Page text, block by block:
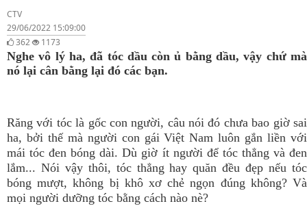
CTV
29/06/2022 15:09:00
362
1173
Nghe vô lý ha, đã tóc dầu còn ủ bằng dầu, vậy chứ mà
nó lại cân bằng lại đó các bạn.
Răng với tóc là gốc con người, câu nói đó chưa bao giờ sai
ha, bởi thế mà người con gái Việt Nam luôn gắn liền với
mái tóc đen bóng dài. Dù giờ ít người để tóc thẳng và đen
lắm... Nói vậy thôi, tóc thẳng hay quăn đều đẹp nếu tóc
bóng mượt, không bị khô xơ chẻ ngọn đúng không? Và
mọi người dưỡng tóc bằng cách nào nè?